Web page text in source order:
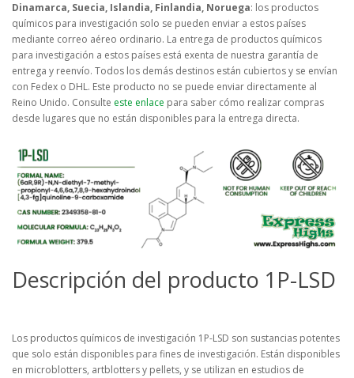
Dinamarca, Suecia, Islandia, Finlandia, Noruega: los productos
químicos para investigación solo se pueden enviar a estos países
mediante correo aéreo ordinario. La entrega de productos químicos
para investigación a estos países está exenta de nuestra garantía de
entrega y reenvío. Todos los demás destinos están cubiertos y se envían
con Fedex o DHL. Este producto no se puede enviar directamente al
Reino Unido. Consulte este enlace para saber cómo realizar compras
desde lugares que no están disponibles para la entrega directa.
Descripción del producto 1P-LSD
Los productos químicos de investigación 1P-LSD son sustancias potentes
que solo están disponibles para fines de investigación. Están disponibles
en microblotters, artblotters y pellets, y se utilizan en estudios de